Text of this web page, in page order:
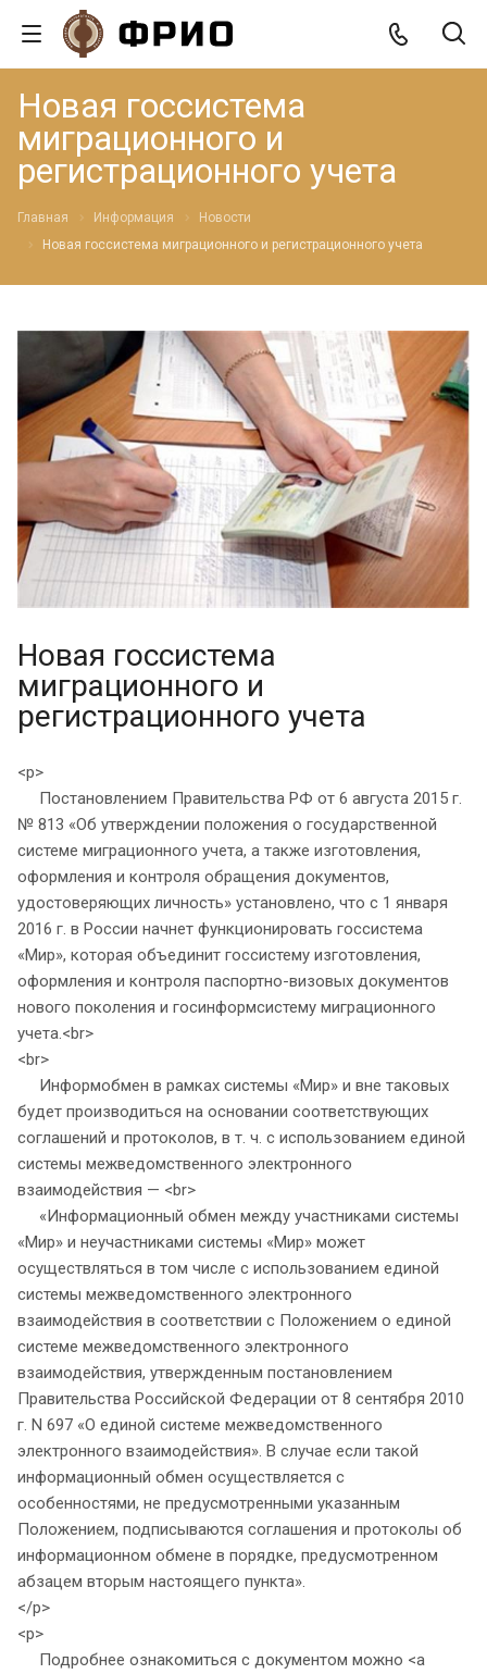
Новая госсистема
миграционного и
регистрационного учета
Главная Информация
Новости
Новая госсистема миграционного и регистрационного учета
Новая госсистема
миграционного и
регистрационного учета
<p>
Постановлением Правительства РФ от 6 августа 2015 г.
№ 813 «Об утверждении положения о государственной
системе миграционного учета, а также изготовления,
оформления и контроля обращения документов,
удостоверяющих личность» установлено, что с 1 января
2016 г. в России начнет функционировать госсистема
«Мир», которая объединит госсистему изготовления,
оформления и контроля паспортно-визовых документов
нового поколения и госинформсистему миграционного
учета.<br>
<br>
Информобмен в рамках системы «Мир» и вне таковых
будет производиться на основании соответствующих
соглашений и протоколов, в т. ч. с использованием единой
системы межведомственного электронного
взаимодействия — <br>
«Информационный обмен между участниками системы
«Мир» и неучастниками системы «Мир» может
осуществляться в том числе с использованием единой
системы межведомственного электронного
взаимодействия в соответствии с Положением о единой
системе межведомственного электронного
взаимодействия, утвержденным постановлением
Правительства Российской Федерации от 8 сентября 2010
г. N 697 «О единой системе межведомственного
электронного взаимодействия». В случае если такой
информационный обмен осуществляется с
особенностями, не предусмотренными указанным
Положением, подписываются соглашения и протоколы об
информационном обмене в порядке, предусмотренном
абзацем вторым настоящего пункта».
</p>
<p>
Подробнее ознакомиться с документом можно <a